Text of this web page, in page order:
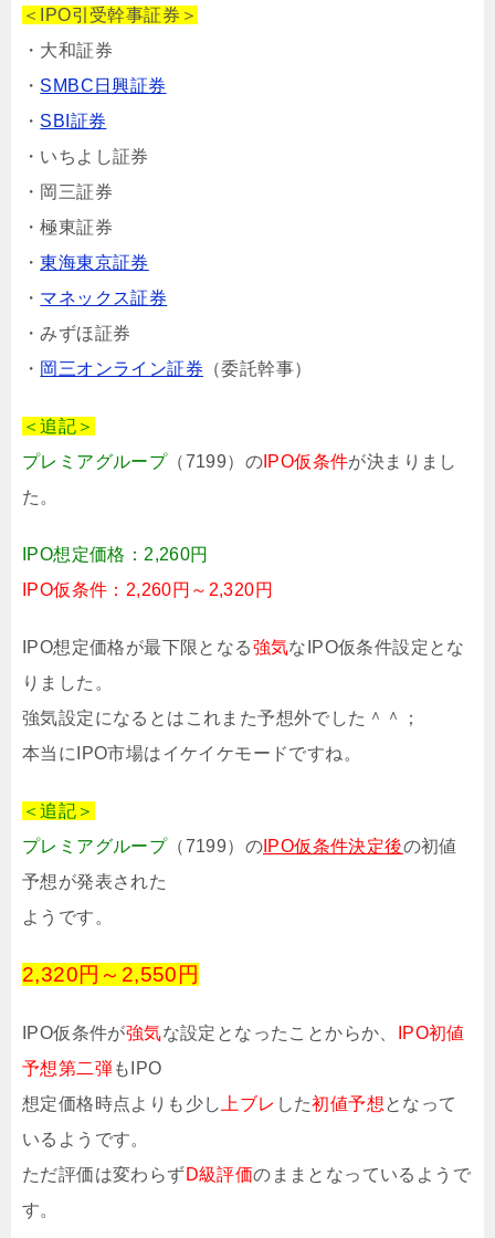
＜IPO引受幹事証券＞
・大和証券
・ SMBC日興証券
・ SBI証券
・いちよし証券
・岡三証券
・極東証券
・東海東京証券
・ マネックス証券
・みずほ証券
・ 岡三オンライン証券 （委託幹事）
＜追記＞
プレミアグループ（7199）の IPO仮条件が決まりまし
た。
IPO想定価格：2,260円
IPO仮条件：2,260円～2,320円
IPO想定価格が最下限となる強気なIPO仮条件設定とな
りました。
強気設定になるとはこれまた予想外でした＾＾；
本当にIPO市場はイケイケモードですね。
＜追記＞
プレミアグループ（7199）の IPO仮条件決定後の初値
予想が発表された
ようです。
2,320円～2,550円
IPO仮条件が強気な設定となったことからか、
IPO初値
予想第二弾もIPO
想定価格時点よりも少し 上ブレ した初値予想となって
いるようです。
ただ評価は変わらずD級評価のままとなっているようで
す。